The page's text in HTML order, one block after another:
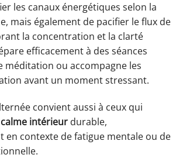
les canaux énergétiques selon la
mais également de pacifier le flux de
la concentration et la clarté
efficacement à des séances
méditation ou accompagne les
avant un moment stressant.
convient aussi à ceux qui
calme intérieur durable,
en contexte de fatigue mentale ou de